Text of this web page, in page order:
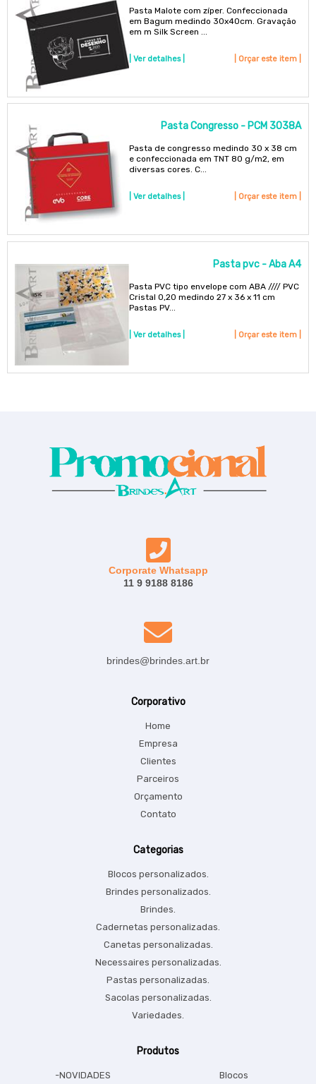
Pasta Malote com zíper. Confeccionada
em Bagum medindo 30x40cm. Gravação
em m Silk Screen ...
| Ver detalhes | | Orçar este item |
Pasta Congresso - PCM 3038A
Pasta de congresso medindo 30 x 38 cm
e confeccionada em TNT 80 g/m2, em
diversas cores. C...
| Ver detalhes | | Orçar este item |
Pasta pvc - Aba A4
Pasta PVC tipo envelope com ABA //// PVC
Cristal 0,20 medindo 27 x 36 x 11 cm
Pastas PV...
| Ver detalhes | | Orçar este item |
Corporate Whatsapp
11 9 9188 8186
brindes@brindes.art.br
Corporativo
Home
Empresa
Clientes
Parceiros
Orçamento
Contato
Categorias
Blocos personalizados.
Brindes personalizados.
Brindes.
Cadernetas personalizadas.
Canetas personalizadas.
Necessaires personalizadas.
Pastas personalizadas.
Sacolas personalizadas.
Variedades.
Produtos
-NOVIDADES Blocos